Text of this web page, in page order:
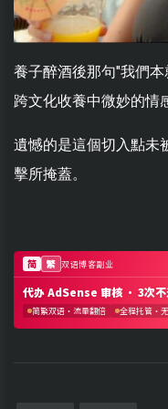
養子醉酒後那句"我們
跨文化收養中微妙的情
遺憾的是這個切入點未
擊所掩蓋。